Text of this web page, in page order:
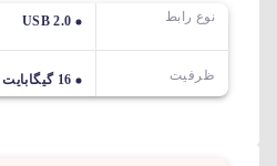
نوع رابط USB 2.0
ظرفیت 16 گیگابایت